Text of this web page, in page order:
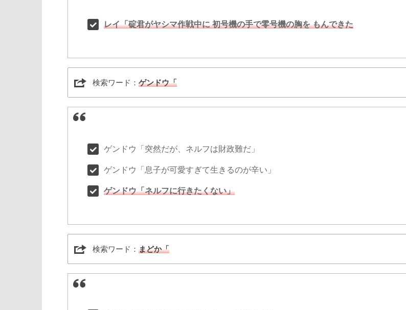
レイ「碇君がヤシマ作戦中に 初号機の手で零号機の胸を もんできた
検索ワード： ゲンドウ「
ゲンドウ「突然だが、ネルフは財政難だ」
ゲンドウ「息子が可愛すぎて生きるのが辛い」
ゲンドウ「ネルフに行きたくない」
検索ワード： まどか「